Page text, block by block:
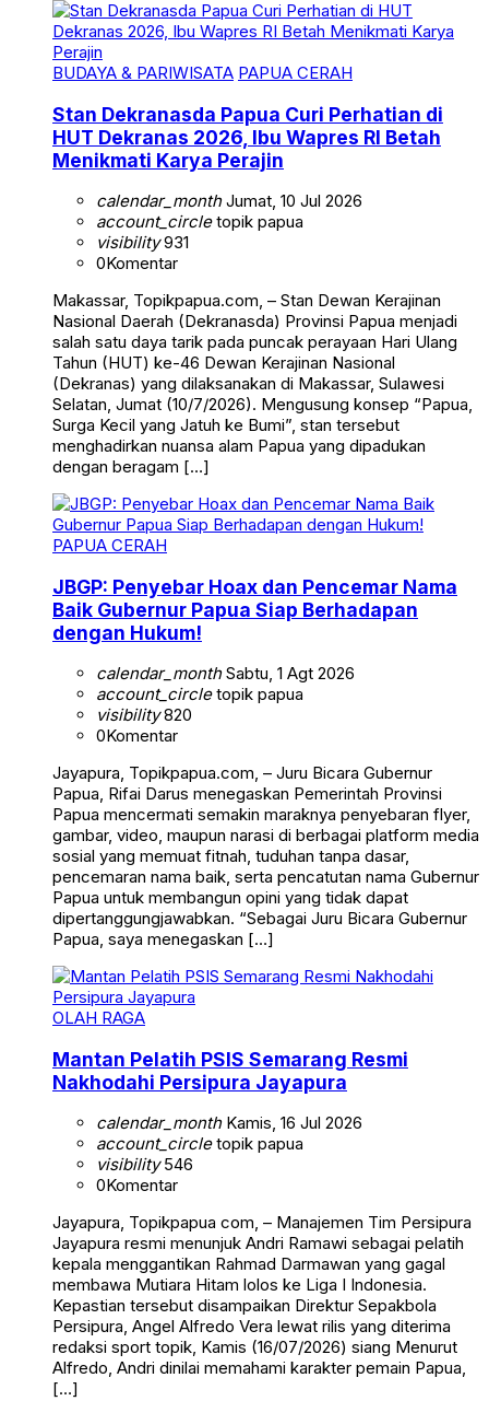
BUDAYA & PARIWISATA PAPUA CERAH
Stan Dekranasda Papua Curi Perhatian di
HUT Dekranas 2026, Ibu Wapres RI Betah
Menikmati Karya Perajin
calendar_monthJumat, 10 Jul 2026
account_circletopik papua
visibility931
0Komentar
Makassar, Topikpapua.com, – Stan Dewan Kerajinan
Nasional Daerah (Dekranasda) Provinsi Papua menjadi
salah satu daya tarik pada puncak perayaan Hari Ulang
Tahun (HUT) ke-46 Dewan Kerajinan Nasional
(Dekranas) yang dilaksanakan di Makassar, Sulawesi
Selatan, Jumat (10/7/2026). Mengusung konsep “Papua,
Surga Kecil yang Jatuh ke Bumi”, stan tersebut
menghadirkan nuansa alam Papua yang dipadukan
dengan beragam […]
PAPUA CERAH
JBGP: Penyebar Hoax dan Pencemar Nama
Baik Gubernur Papua Siap Berhadapan
dengan Hukum!
calendar_monthSabtu, 1 Agt 2026
account_circletopik papua
visibility820
0Komentar
Jayapura, Topikpapua.com, – Juru Bicara Gubernur
Papua, Rifai Darus menegaskan Pemerintah Provinsi
Papua mencermati semakin maraknya penyebaran flyer,
gambar, video, maupun narasi di berbagai platform media
sosial yang memuat fitnah, tuduhan tanpa dasar,
pencemaran nama baik, serta pencatutan nama Gubernur
Papua untuk membangun opini yang tidak dapat
dipertanggungjawabkan. “Sebagai Juru Bicara Gubernur
Papua, saya menegaskan […]
OLAH RAGA
Mantan Pelatih PSIS Semarang Resmi
Nakhodahi Persipura Jayapura
calendar_monthKamis, 16 Jul 2026
account_circletopik papua
visibility546
0Komentar
Jayapura, Topikpapua com, – Manajemen Tim Persipura
Jayapura resmi menunjuk Andri Ramawi sebagai pelatih
kepala menggantikan Rahmad Darmawan yang gagal
membawa Mutiara Hitam lolos ke Liga I Indonesia.
Kepastian tersebut disampaikan Direktur Sepakbola
Persipura, Angel Alfredo Vera lewat rilis yang diterima
redaksi sport topik, Kamis (16/07/2026) siang Menurut
Alfredo, Andri dinilai memahami karakter pemain Papua,
[…]